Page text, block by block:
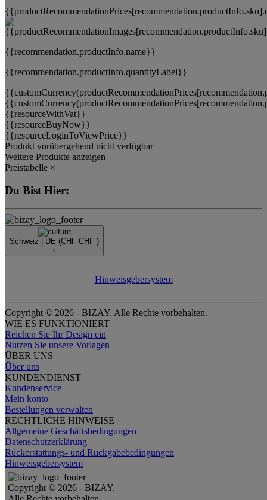
{{recommendation.productInfo.name}}
{{recommendation.productInfo.quantityLabel}}
{{resourceWithVat}}
{{resourceBuyNow}}
{{resourceLoginToViewPrice}}
Produkt vorübergehend nicht verfügbar
Weitere Produkte anzeigen
Preistabelle ×
Du Bist Hier:
Schweiz | DE (CHF CHF )
›
Hinweisgebersystem
Copyright © 2026 - BIZAY. Alle Rechte vorbehalten.
WIE ES FUNKTIONIERT
Reichen Sie Ihr Design ein
Nutzen Sie unsere Vorlagen
ÜBER UNS
Über uns
KUNDENDIENST
Kundenservice
Mein konto
Bestellungen verwalten
RECHTLICHE HINWEISE
Allgemeine Geschäftsbedingungen
Datenschutzerklärung
Rückerstattungs- und Rückgabebedingungen
Hinweisgebersystem
Copyright © 2026 - BIZAY.